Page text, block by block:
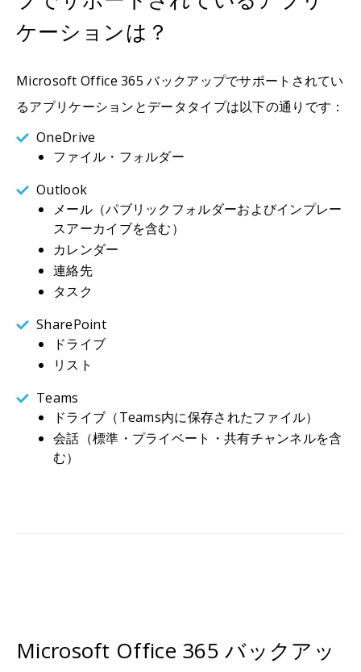
ケーションは？
Microsoft Office 365 バックアップでサポートされてい
るアプリケーションとデータタイプは以下の通りです：
OneDrive
ファイル・フォルダー
Outlook
メール（パブリックフォルダーおよびインプレー
スアーカイブを含む）
カレンダー
連絡先
タスク
SharePoint
ドライブ
リスト
Teams
ドライブ（Teams内に保存されたファイル）
会話（標準・プライベート・共有チャンネルを含
む）
Microsoft Office 365 バックアッ